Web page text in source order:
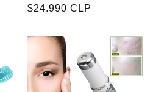
habitual
de
$24.990 CLP